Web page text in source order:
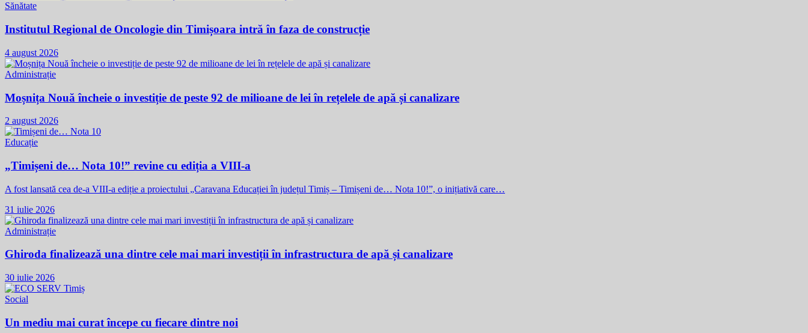
Sănătate
Institutul Regional de Oncologie din Timișoara intră în faza de construcție
4 august 2026
Administrație
Moșnița Nouă încheie o investiție de peste 92 de milioane de lei în rețelele de apă și canalizare
2 august 2026
Educație
„Timișeni de… Nota 10!” revine cu ediția a VIII-a
A fost lansată cea de-a VIII-a ediție a proiectului „Caravana Educației în județul Timiș – Timișeni de… Nota 10!”, o inițiativă care…
31 iulie 2026
Administrație
Ghiroda finalizează una dintre cele mai mari investiții în infrastructura de apă și canalizare
30 iulie 2026
Social
Un mediu mai curat începe cu fiecare dintre noi